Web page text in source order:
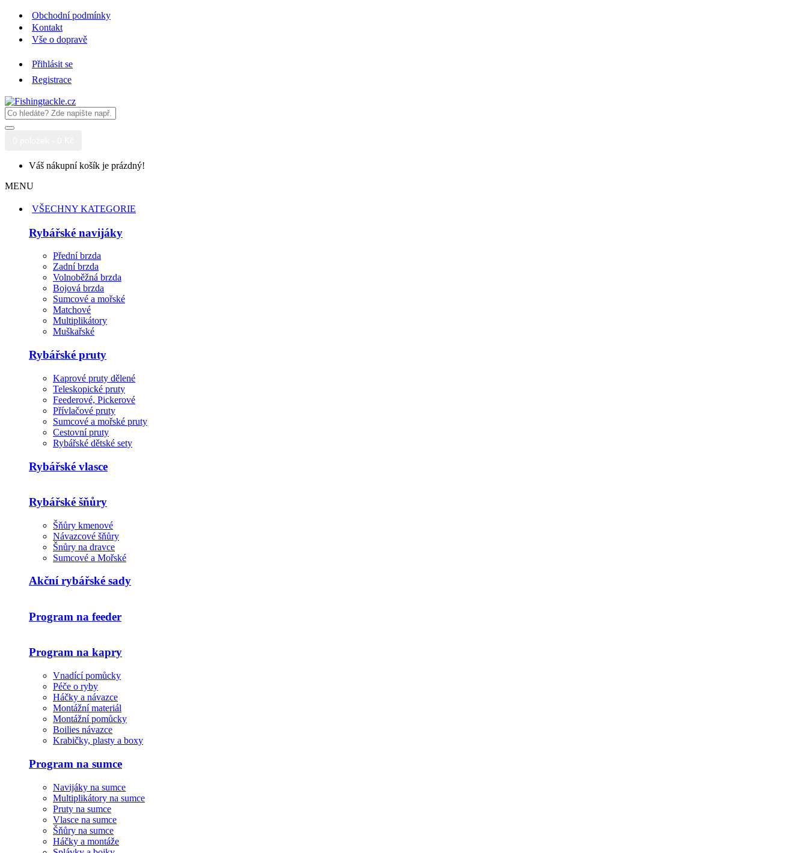
Obchodní podmínky
Kontakt
Vše o dopravě
Přihlásit se
Registrace
Váš nákupní košík je prázdný!
MENU
VŠECHNY KATEGORIE
Rybářské navijáky
Přední brzda
Zadní brzda
Volnoběžná brzda
Bojová brzda
Sumcové a mořské
Matchové
Multiplikátory
Muškařské
Rybářské pruty
Kaprové pruty dělené
Teleskopické pruty
Feederové, Pickerové
Přívlačové pruty
Sumcové a mořské pruty
Cestovní pruty
Rybářské dětské sety
Rybářské vlasce
Rybářské šňůry
Šňůry kmenové
Návazcové šňůry
Šnůry na dravce
Sumcové a Mořské
Akční rybářské sady
Program na feeder
Program na kapry
Vnadící pomůcky
Péče o ryby
Háčky a návazce
Montážní materiál
Montážní pomůcky
Boilies návazce
Krabičky, plasty a boxy
Program na sumce
Navijáky na sumce
Multiplikátory na sumce
Pruty na sumce
Vlasce na sumce
Šňůry na sumce
Háčky a montáže